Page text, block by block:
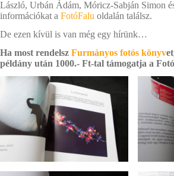
László, Urbán Ádám, Móricz-Sabján Simon
információkat a FotóFalu oldalán találsz.
De ezen kívül is van még egy hírünk…
Ha most rendelsz Furmányos fotós könyv
példány után 1000.- Ft-tal támogatja a